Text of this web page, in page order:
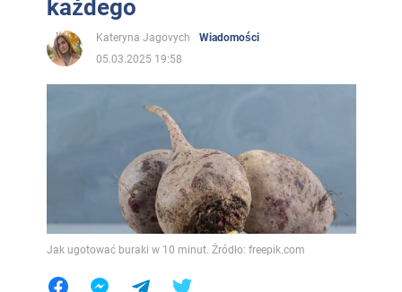
każdego
Kateryna Jagovych
Wiadomości
05.03.2025 19:58
Jak ugotować buraki w 10 minut. Źródło: freepik.com